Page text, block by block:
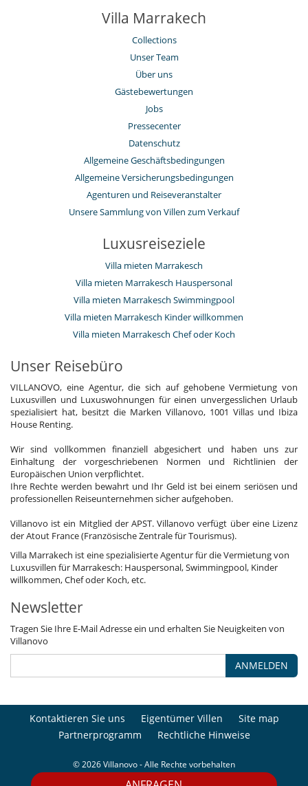
Villa Marrakech
Collections
Unser Team
Über uns
Gästebewertungen
Jobs
Pressecenter
Datenschutz
Allgemeine Geschäftsbedingungen
Allgemeine Versicherungsbedingungen
Agenturen und Reiseveranstalter
Unsere Sammlung von Villen zum Verkauf
Luxusreiseziele
Villa mieten Marrakesch
Villa mieten Marrakesch Hauspersonal
Villa mieten Marrakesch Swimmingpool
Villa mieten Marrakesch Kinder willkommen
Villa mieten Marrakesch Chef oder Koch
Unser Reisebüro
VILLANOVO, eine Agentur, die sich auf gehobene Vermietung von
Luxusvillen und Luxuswohnungen für einen unvergesslichen Urlaub
spezialisiert hat, besitzt die Marken Villanovo, 1001 Villas und Ibiza
House Renting.
Wir sind vollkommen finanziell abgesichert und haben uns zur
Einhaltung der vorgeschriebenen Normen und Richtlinien der
Europäischen Union verpflichtet.
Ihre Rechte werden bewahrt und Ihr Geld ist bei einem seriösen und
professionellen Reiseunternehmen sicher aufgehoben.
Villanovo ist ein Mitglied der APST. Villanovo verfügt über eine Lizenz
der Atout France (Französische Zentrale für Tourismus).
Villa Marrakech ist eine spezialisierte Agentur für die Vermietung von
Luxusvillen für Marrakesch: Hauspersonal, Swimmingpool, Kinder
willkommen, Chef oder Koch, etc.
Newsletter
Tragen Sie Ihre E-Mail Adresse ein und erhalten Sie Neuigkeiten von
Villanovo
ANMELDEN
Kontaktieren Sie uns Eigentümer Villen
Site map
Partnerprogramm
Rechtliche Hinweise
© 2026 Villanovo - Alle Rechte vorbehalten